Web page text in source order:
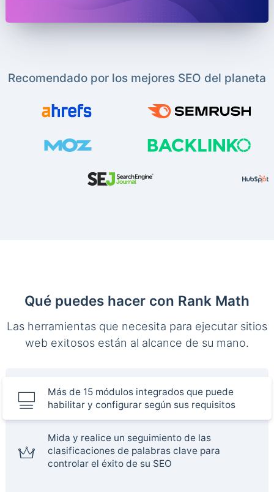
Recomendado por los mejores SEO del planeta
Qué puedes hacer con Rank Math
Las herramientas que necesita para ejecutar sitios
web exitosos están al alcance de su mano.
Más de 15 módulos integrados que puede
habilitar y configurar según sus requisitos
Mida y realice un seguimiento de las
clasificaciones de palabras clave para
controlar el éxito de su SEO